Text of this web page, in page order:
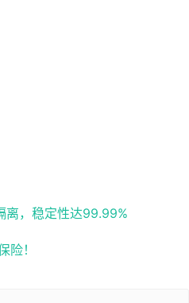
离，稳定性达99.99%
险！